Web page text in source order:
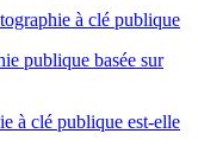
à clé publique
publique basée sur
à clé publique est-elle